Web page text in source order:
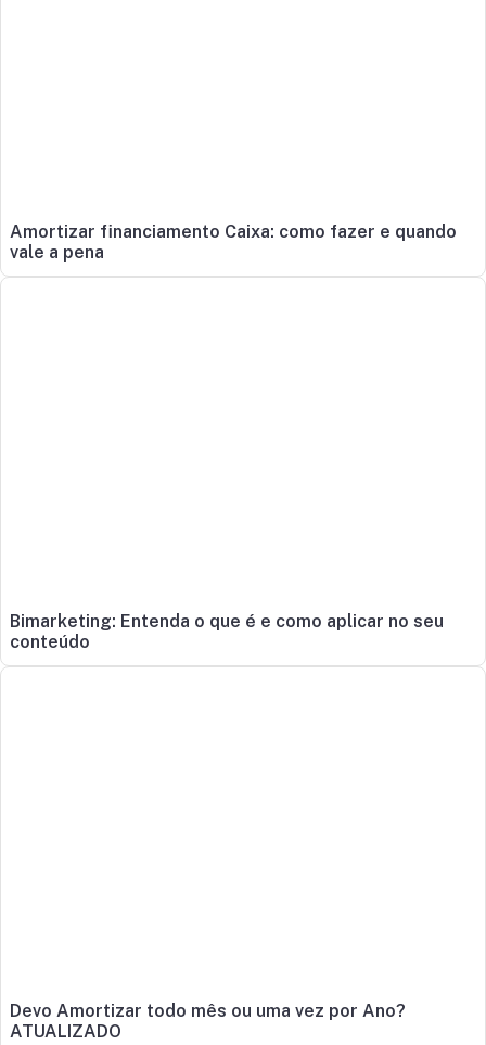
Amortizar financiamento Caixa: como fazer e quando
vale a pena
Bimarketing: Entenda o que é e como aplicar no seu
conteúdo
Devo Amortizar todo mês ou uma vez por Ano?
ATUALIZADO